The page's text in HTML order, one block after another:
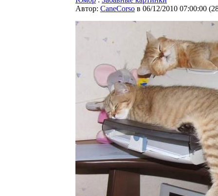
Автор: CaneCorso в 06/12/2010 07:00:00 (